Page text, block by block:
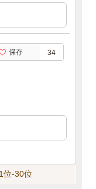
保存 34
位-30位